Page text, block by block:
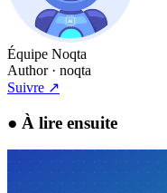
Équipe Noqta
Author· noqta
Suivre ↗
● À lire ensuite